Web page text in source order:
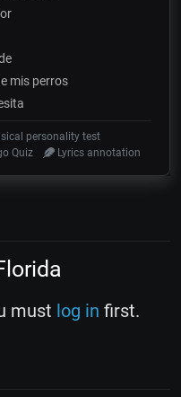
mis perros
personality test
Quiz Lyrics annotation
must log in first.